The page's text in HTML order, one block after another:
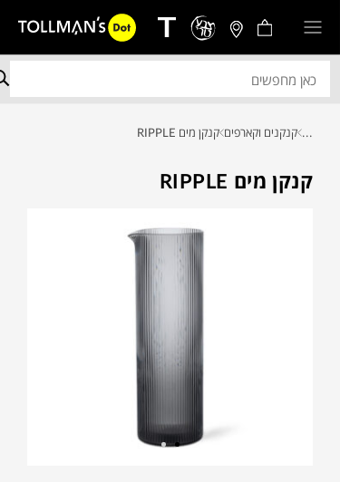
... קנקנים וקארפים קנקן מים RIPPLE
קנקן מים RIPPLE